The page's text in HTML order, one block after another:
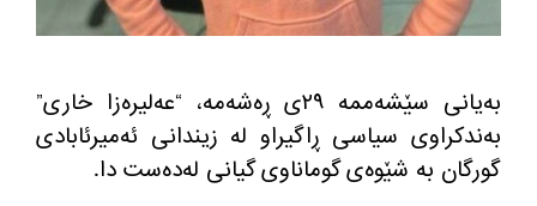
به‌یانی سێشه‌ممه‌ ٢٩ی ڕه‌شه‌مه‌، “عه‌لیره‌زا خاری”
به‌ندكراوی سیاسی ڕاگیراو له‌ زیندانی ئه‌میرئابادی
گورگان به‌ شێوه‌ی گوماناوی گیانی له‌ده‌ست دا.